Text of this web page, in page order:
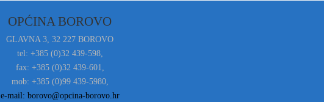
OPĆINA BOROVO
GLAVNA 3, 32 227 BOROVO
tel: +385 (0)32 439-598,
fax: +385 (0)32 439-601,
mob: +385 (0)99 439-5980,
e-mail: borovo@opcina-borovo.hr